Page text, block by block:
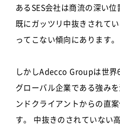
あるSES会社は商流の深い位
既にガッツリ中抜きされて
ってこない傾向にあります。
しかしAdecco Groupは世
グローバル企業である強み
ンドクライアントからの直
す。 中抜きのされていない